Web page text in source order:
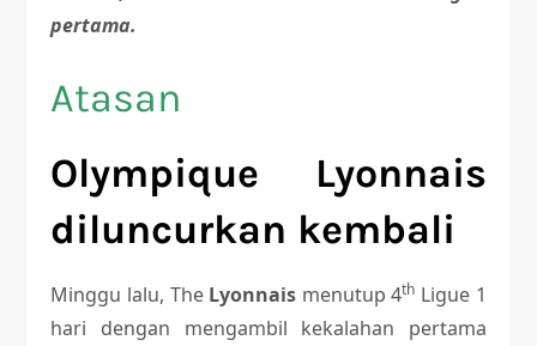
pertama.
Atasan
Olympique Lyonnais
diluncurkan kembali
Minggu lalu, The Lyonnais menutup 4th Ligue 1
hari dengan mengambil kekalahan pertama